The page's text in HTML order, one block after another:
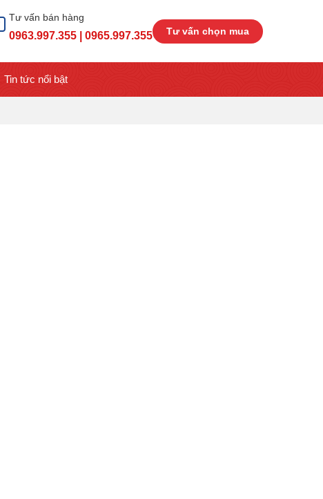
Tư vấn bán hàng
0963.997.355 | 0965.997.355 Tư vấn chọn mua
Tin tức nổi bật